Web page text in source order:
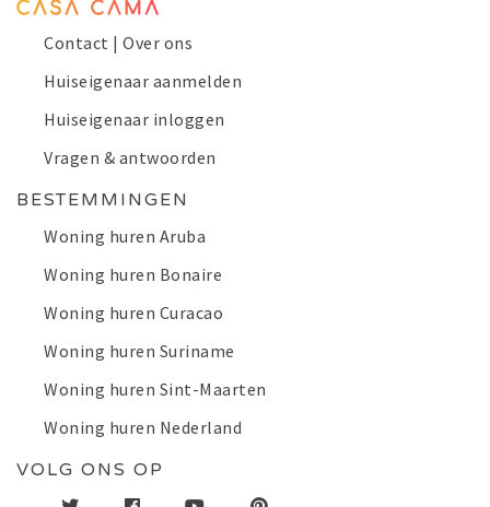
Contact | Over ons
Huiseigenaar aanmelden
Huiseigenaar inloggen
Vragen & antwoorden
BESTEMMINGEN
Woning huren Aruba
Woning huren Bonaire
Woning huren Curacao
Woning huren Suriname
Woning huren Sint-Maarten
Woning huren Nederland
VOLG ONS OP